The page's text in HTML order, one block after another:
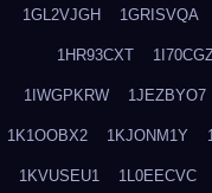
1GL2VJGH 1GRISVQA
1HR93CXT
1IWGPKRW 1JEZBYO7
1K1OOBX2 1KJONM1Y
1KVUSEU1 1L0EECVC